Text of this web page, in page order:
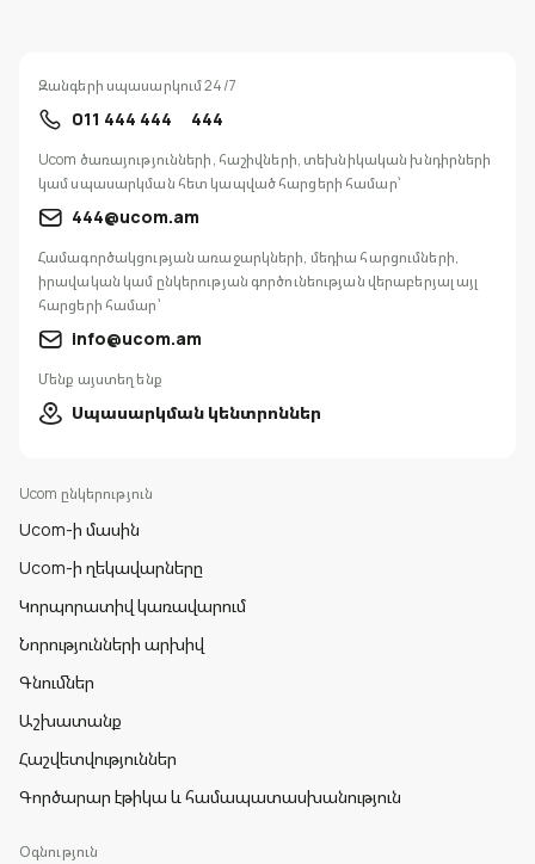
Ucom ընկերություն
Ucom-ի մասին
Ucom-ի ղեկավարները
Կորպորատիվ կառավարում
Նորությունների արխիվ
Գնումներ
Աշխատանք
Հաշվետվություններ
Գործարար էթիկա և համապատասխանություն
Օգնություն
Զանգերի սպասարկում 24/7
011 444 444 444
Ucom ծառայությունների, հաշիվների, տեխնիկական խնդիրների
կամ սպասարկման հետ կապված հարցերի համար՝
444@ucom.am
Համագործակցության առաջարկների, մեդիա հարցումների,
իրավական կամ ընկերության գործունեության վերաբերյալ այլ
հարցերի համար՝
info@ucom.am
Մենք այստեղ ենք
Սպասարկման կենտրոններ